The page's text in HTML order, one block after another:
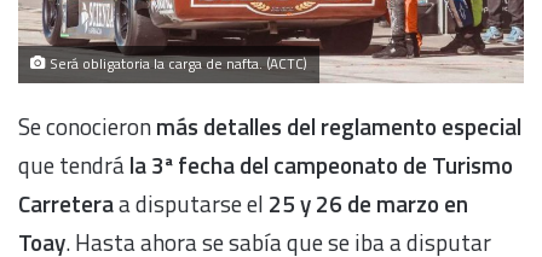
Será obligatoria la carga de nafta. (ACTC)
Se conocieronmás detalles del reglamento especial
que tendrála 3ª fecha del campeonato de Turismo
Carreteraa disputarse el 25 y 26 de marzo en
Toay. Hasta ahora se sabía que se iba a disputar